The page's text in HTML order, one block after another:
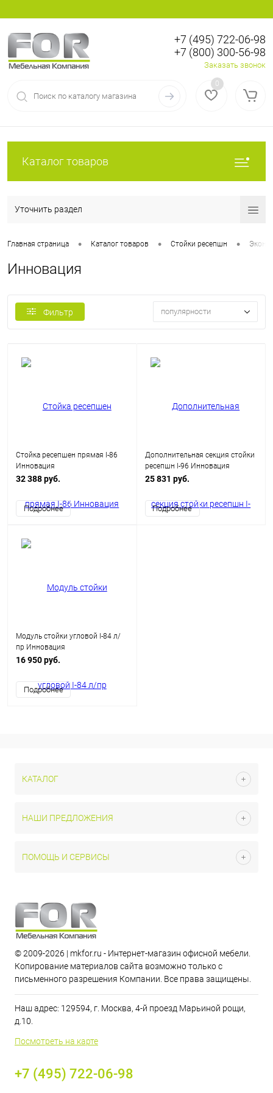
Регистрация
+7 (495) 722-06-98
+7 (800) 300-56-98
Заказать звонок
0
Каталог товаров
Уточнить раздел
Главная страница • Каталог товаров • Стойки ресепшн •
Инновация
Фильтр популярности
Стойка ресепшен прямая I-86
Инновация
32 388 руб.
Подробнее
Дополнительная секция стойки
ресепшн I-96 Инновация
25 831 руб.
Подробнее
Модуль стойки угловой I-84 л/
пр Инновация
16 950 руб.
Подробнее
КАТАЛОГ
НАШИ ПРЕДЛОЖЕНИЯ
ПОМОЩЬ И СЕРВИСЫ
© 2009-2026 | mkfor.ru - Интернет-магазин офисной мебели.
Копирование материалов сайта возможно только с
письменного разрешения Компании. Все права защищены.
Наш адрес: 129594, г. Москва, 4-й проезд Марьиной рощи,
д.10.
Посмотреть на карте
+7 (495) 722-06-98